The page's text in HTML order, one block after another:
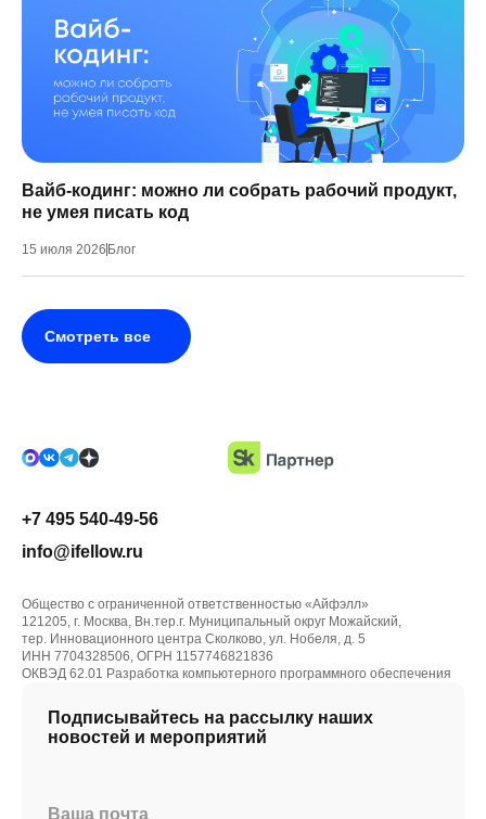
Вайб-кодинг: можно ли собрать рабочий продукт,
не умея писать код
15 июля 2026 Блог
Смотреть все
Подписывайтесь на рассылку наших
новостей и мероприятий
Ваша почта
+7 495 540-49-56
info@ifellow.ru
Общество с ограниченной ответственностью «Айфэлл»
121205, г. Москва, Вн.тер.г. Муниципальный округ Можайский,
тер. Инновационного центра Сколково, ул. Нобеля, д. 5
ИНН 7704328506, ОГРН 1157746821836
ОКВЭД 62.01 Разработка компьютерного программного обеспечения